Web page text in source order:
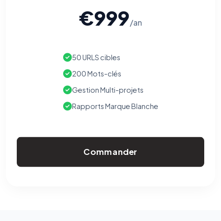
€999/an
50 URLS cibles
200 Mots-clés
Gestion Multi-projets
Rapports Marque Blanche
Commander